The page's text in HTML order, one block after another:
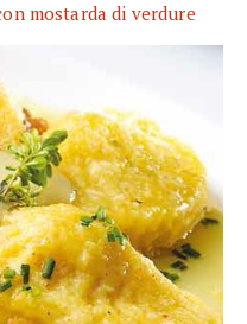
mostarda di verdure